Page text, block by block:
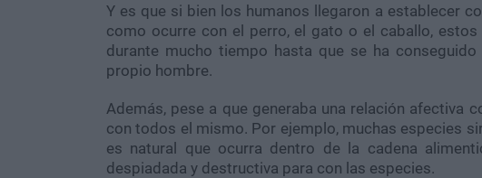
Y es que si bien los humanos llegaron a establecer
como ocurre con el perro, el gato o el caballo,
durante mucho tiempo hasta que se ha
propio hombre.
Además, pese a que generaba una relación afectiva
con todos el mismo. Por ejemplo, muchas especies
es natural que ocurra dentro de la cadena
despiadada y destructiva para con las especies.